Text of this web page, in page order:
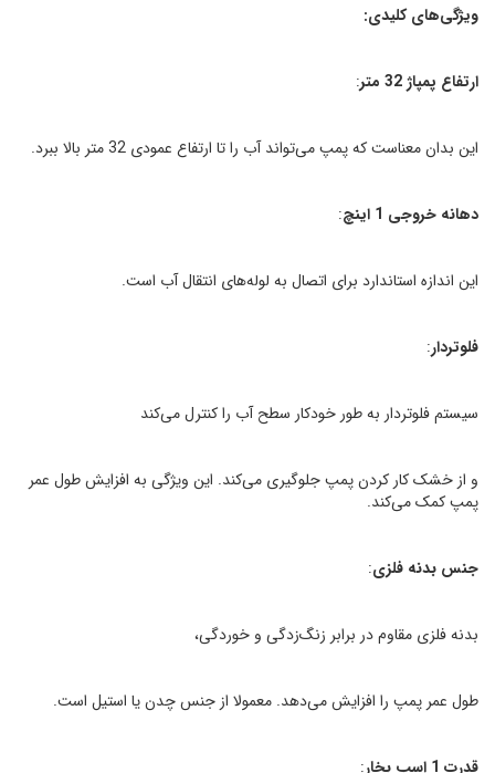
ویژگی‌های کلیدی:
ارتفاع پمپاژ 32 متر :
این بدان معناست که پمپ می‌تواند آب را تا ارتفاع عمودی 32 متر بالا ببرد.
دهانه خروجی 1 اینچ :
این اندازه استاندارد برای اتصال به لوله‌های انتقال آب است.
فلوتردار:
سیستم فلوتردار به طور خودکار سطح آب را کنترل می‌کند
و از خشک کار کردن پمپ جلوگیری می‌کند. این ویژگی به افزایش طول عمر
پمپ کمک می‌کند.
جنس بدنه فلزی:
بدنه فلزی مقاوم در برابر زنگ‌زدگی و خوردگی،
طول عمر پمپ را افزایش می‌دهد. معمولا از جنس چدن یا استیل است.
قدرت 1 اسب بخار :